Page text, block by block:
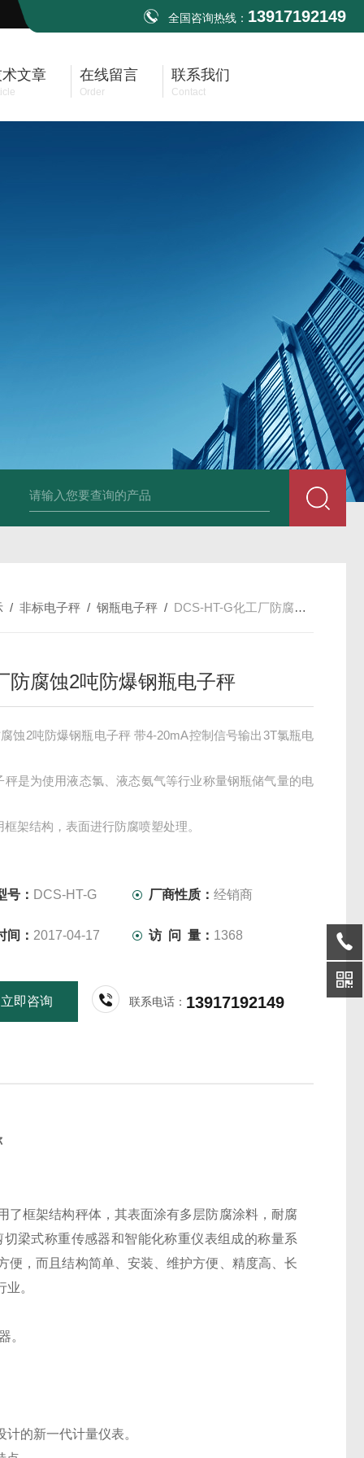
全国咨询热线： 13917192149
文章 在线留言
Order
联系我们
Contact
HT808300kg带座椅轮椅秤 血透室轮椅
/非标电子秤 /钢瓶电子秤 / DCS-HT-G化工厂防腐蚀2吨防爆钢瓶电子秤
防腐蚀2吨防爆钢瓶电子秤
蚀2吨防爆钢瓶电子秤 带4-20mA控制信号输出3T氯瓶电
秤是为使用液态氯、液态氨气等行业称量钢瓶储气量的电
框架结构，表面进行防腐喷塑处理。
号： DCS-HT-G 厂商性质：经销商
间： 2017-04-17 访 问 量： 1368
立即咨询 联系电话： 13917192149
了框架结构秤体，其表面涂有多层防腐涂料，耐腐
梁式称重传感器和智能化称重仪表组成的称量系
便，而且结构简单、安装、维护方便、精度高、长
。
。
计的新一代计量仪表。